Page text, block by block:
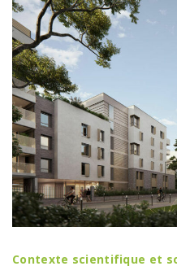
Contexte scientifique et